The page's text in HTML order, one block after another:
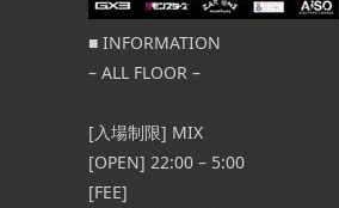
■ INFORMATION
– ALL FLOOR –
[入場制限] MIX
[OPEN] 22:00 – 5:00
[FEE]